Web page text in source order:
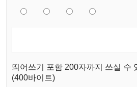
띄어쓰기 포함 200자까지 쓰실 수
(400바이트)